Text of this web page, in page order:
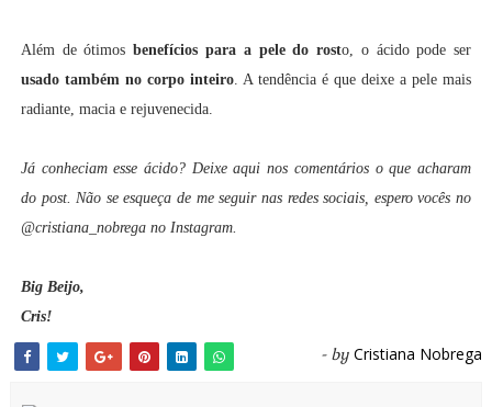
Além de ótimosbenefícios para a pele do rosto, o ácido pode ser
usado também no corpo inteiro. A tendência é que deixe a pele mais
radiante, macia e rejuvenecida.
Já conheciam esse ácido? Deixe aqui nos comentários o que acharam
do post. Não se esqueça de me seguir nas redes sociais, espero vocês no
@cristiana_nobrega no Instagram.
Big Beijo,
Cris!
- by Cristiana Nobrega